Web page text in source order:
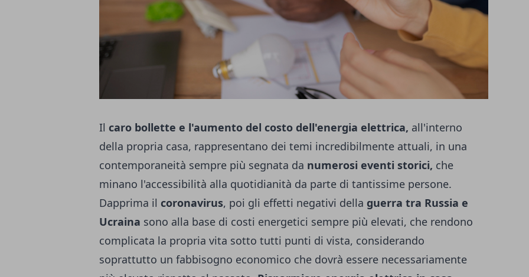
Il caro bollette e l'aumento del costo dell'energia elettrica, all'interno
della propria casa, rappresentano dei temi incredibilmente attuali, in una
contemporaneità sempre più segnata da numerosi eventi storici, che
minano l'accessibilità alla quotidianità da parte di tantissime persone.
Dapprima il coronavirus, poi gli effetti negativi della guerra tra Russia e
Ucraina sono alla base di costi energetici sempre più elevati, che rendono
complicata la propria vita sotto tutti punti di vista, considerando
soprattutto un fabbisogno economico che dovrà essere necessariamente